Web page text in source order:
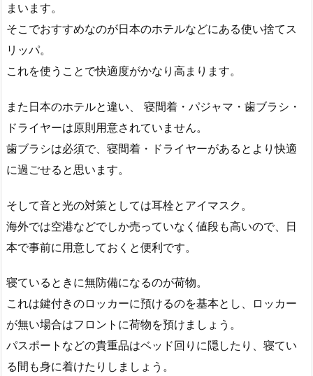
まいます。
そこでおすすめなのが日本のホテルなどにある使い捨てス
リッパ。
これを使うことで快適度がかなり高まります。
また日本のホテルと違い、 寝間着・パジャマ・歯ブラシ・
ドライヤーは原則用意されていません。
歯ブラシは必須で、寝間着・ドライヤーがあるとより快適
に過ごせると思います。
そして音と光の対策としては耳栓とアイマスク。
海外では空港などでしか売っていなく値段も高いので、日
本で事前に用意しておくと便利です。
寝ているときに無防備になるのが荷物。
これは鍵付きのロッカーに預けるのを基本とし、ロッカー
が無い場合はフロントに荷物を預けましょう。
パスポートなどの貴重品はベッド回りに隠したり、寝てい
る間も身に着けたりしましょう。